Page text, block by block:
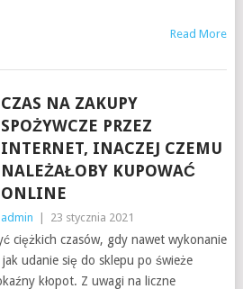
Read More
CZAS NA ZAKUPY
SPOŻYWCZE PRZEZ
INTERNET, INACZEJ CZEMU
NALEŻAŁOBY KUPOWAĆ
ONLINE
admin 23 stycznia 2021
ciężkich czasów, gdy nawet wykonanie
udanie się do sklepu po świeże
kłopot. Z uwagi na liczne